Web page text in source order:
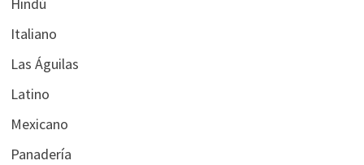
Hindú
Italiano
Las Águilas
Latino
Mexicano
Panadería